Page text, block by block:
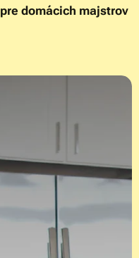
pre domácich majstrov